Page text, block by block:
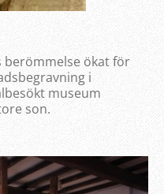
berömmelse ökat för
i
museum
son.